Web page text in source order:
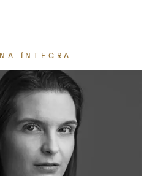
NA ÍNTEGRA